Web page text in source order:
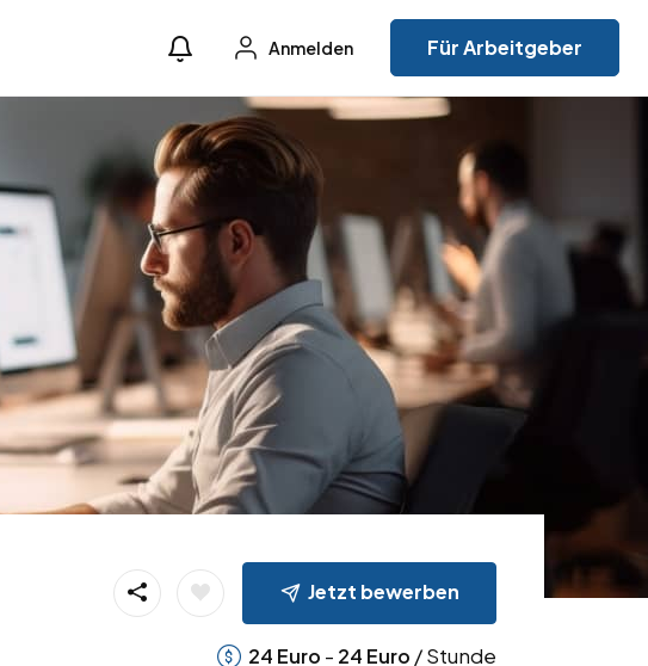
Anmelden Für Arbeitgeber
Jetzt bewerben
24 Euro - 24 Euro / Stunde